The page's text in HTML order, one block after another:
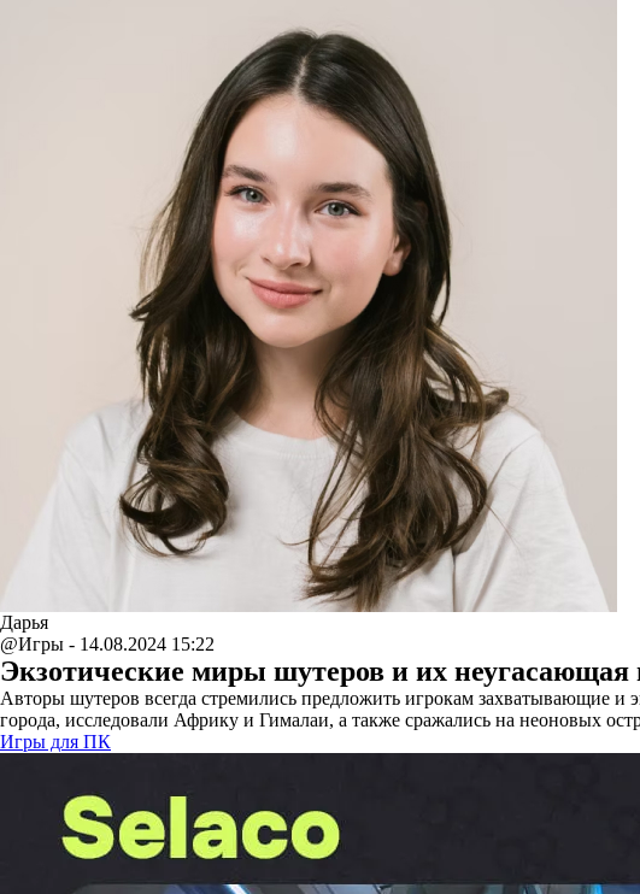
Дарья
@Игры - 14.08.2024 15:22
Экзотические миры шутеров и их неугасающая
Авторы шутеров всегда стремились предложить игрокам захватывающие
города, исследовали Африку и Гималаи, а также сражались на неоновых
Игры для ПК